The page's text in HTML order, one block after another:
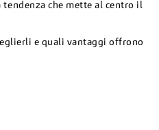
tendenza che mette al centro il
e quali vantaggi offrono